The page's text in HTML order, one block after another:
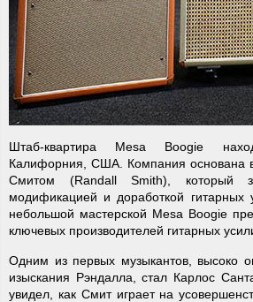
Штаб-квартира Mesa Boogie
Калифорния, США. Компания основана
Смитом (Randall Smith), который
модификацией и доработкой гитарных
небольшой мастерской Mesa Boogie
ключевых производителей гитарных
Одним из первых музыкантов, высоко
изыскания Рэндалла, стал Карлос
увидел, как Смит играет на